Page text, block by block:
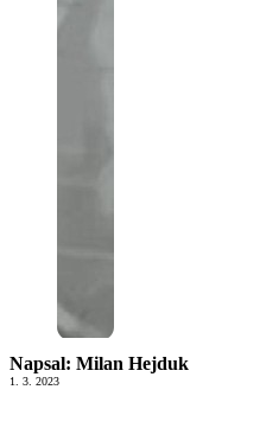
Napsal: Milan Hejduk
1. 3. 2023